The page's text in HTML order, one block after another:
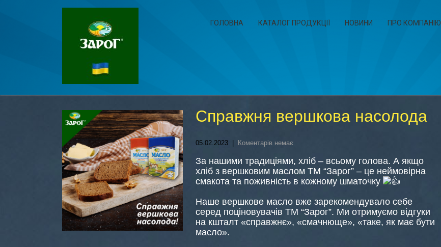
ГОЛОВНА КАТАЛОГ ПРОДУКЦІЇ НОВИНИ ПРО КОМПАНІЮ
Справжня вершкова насолода
05.02.2023 Коментарів немає
За нашими традиціями, хліб – всьому голова. А якщо
хліб з вершковим маслом ТМ “Зарог” – це неймовірна
смакота та поживність в кожному шматочку
Наше вершкове масло вже зарекомендувало себе
серед поціновувачів ТМ “Зарог”. Ми отримуємо відгуки
на кшталт «справжнє», «смачнюще», «таке, як має бути
масло».